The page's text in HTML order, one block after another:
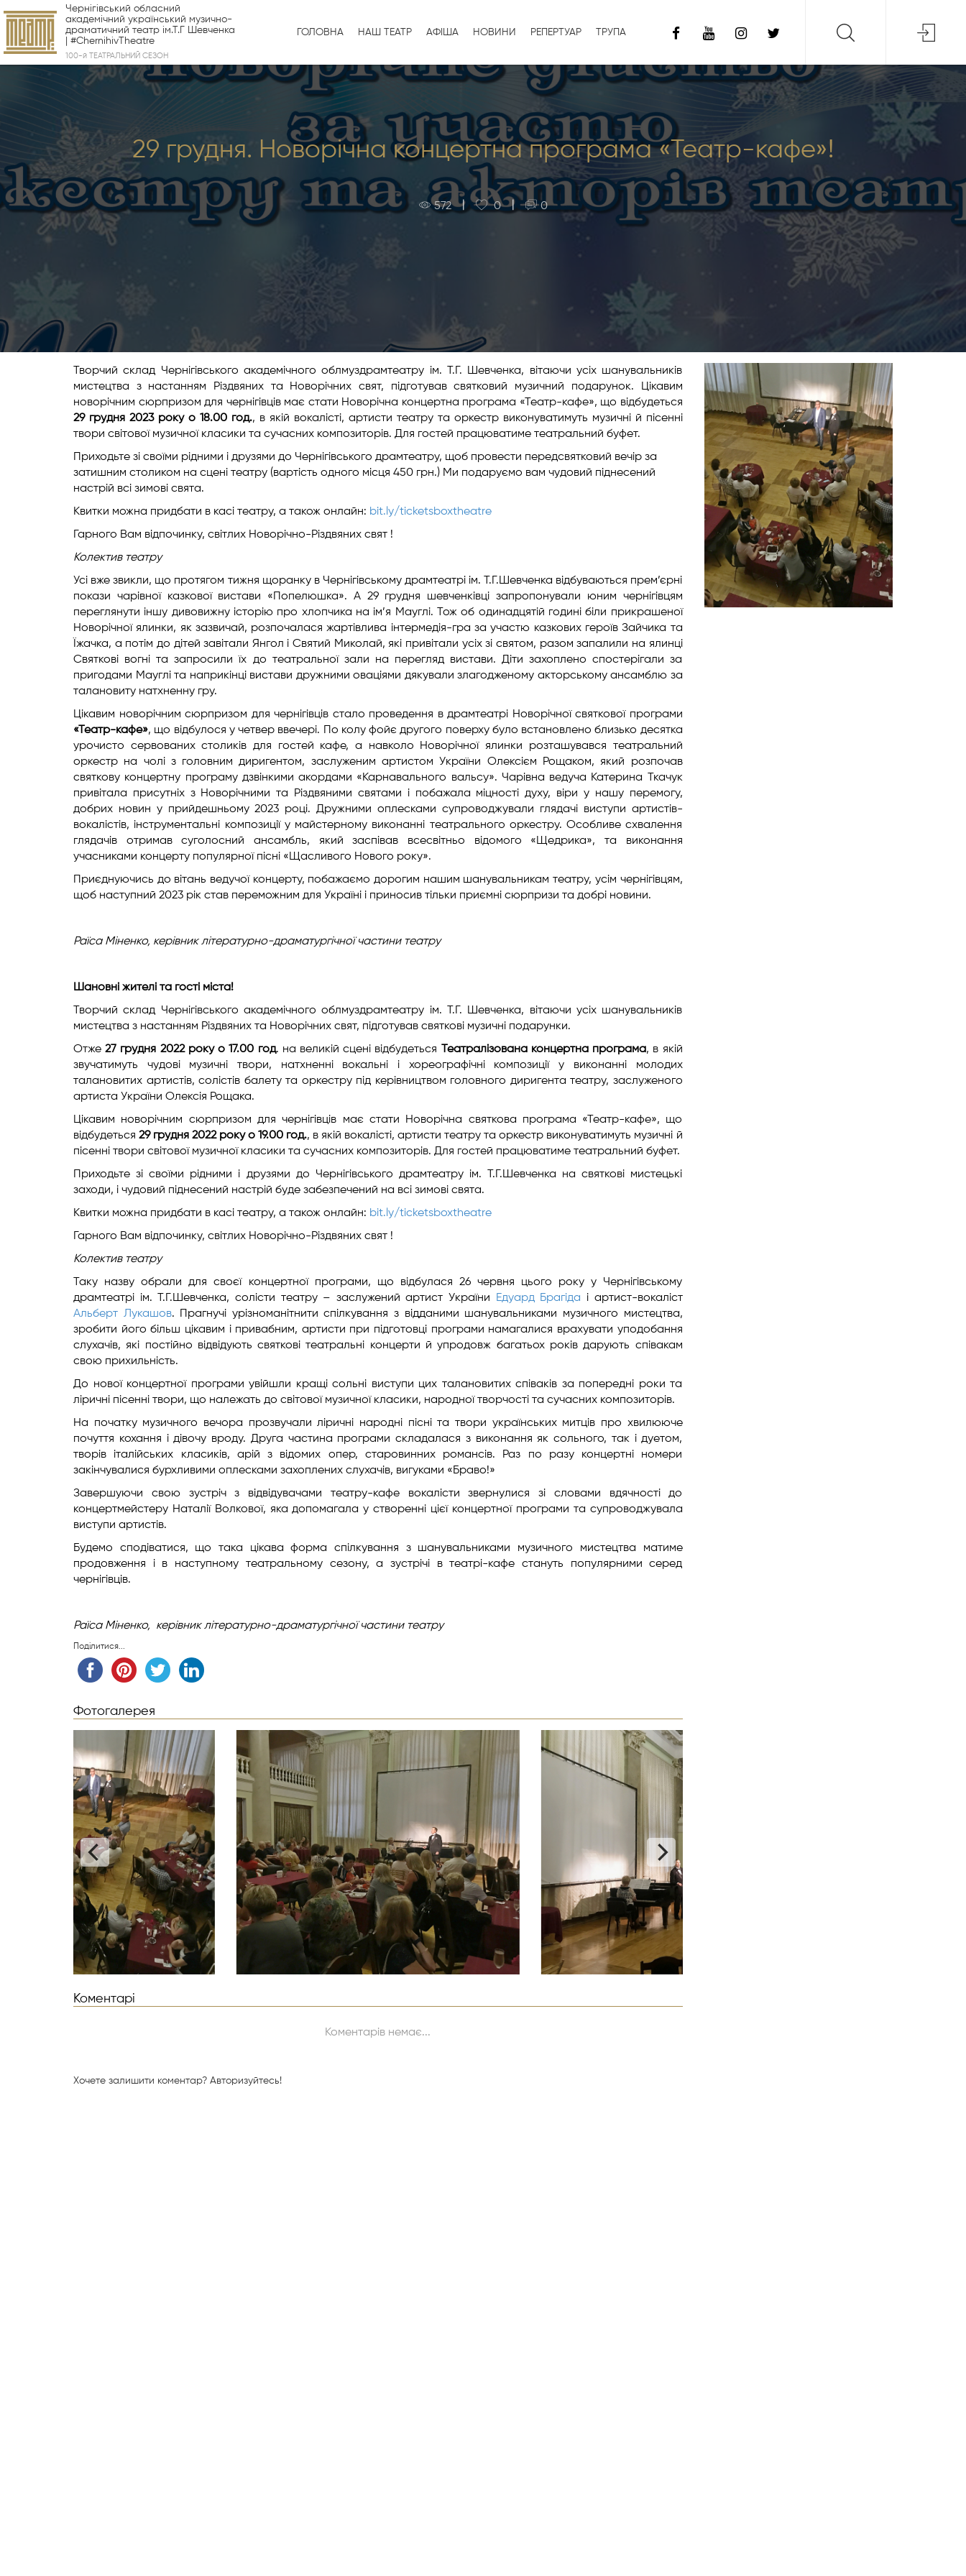
Чернігівський обласний
академічний український музично-
драматичний театр ім.Т.Г Шевченка
| #ChernihivTheatre
100-й ТЕАТРАЛЬНИЙ СЕЗОН
ГОЛОВНА НАШ ТЕАТР АФІША НОВИНИ РЕПЕРТУАР ТРУПА
29 грудня. Новорічна концертна програма «Театр-кафе»!
572 | 0 | 0
Творчий склад Чернігівського академічного облмуздрамтеатру ім. Т.Г. Шевченка, вітаючи усіх шанувальників
мистецтва з настанням Різдвяних та Новорічних свят, підготував святковий музичний подарунок. Цікавим
новорічним сюрпризом для чернігівців має стати Новорічна концертна програма «Театр-кафе», що відбудеться
29 грудня 2023 року о 18.00 год., в якій вокалісті, артисти театру та оркестр виконуватимуть музичні й пісенні
твори світової музичної класики та сучасних композиторів. Для гостей працюватиме театральний буфет.
Приходьте зі своїми рідними і друзями до Чернігівського драмтеатру, щоб провести передсвятковий вечір за
затишним столиком на сцені театру (вартість одного місця 450 грн.) Ми подаруємо вам чудовий піднесений
настрій всі зимові свята.
Квитки можна придбати в касі театру, а також онлайн: bit.ly/ticketsboxtheatre
Гарного Вам відпочинку, світлих Новорічно-Різдвяних свят !
Колектив театру
Усі вже звикли, що протягом тижня щоранку в Чернігівському драмтеатрі ім. Т.Г.Шевченка відбуваються прем’єрні
покази чарівної казкової вистави «Попелюшка». А 29 грудня шевченківці запропонували юним чернігівцям
переглянути іншу дивовижну історію про хлопчика на ім’я Мауглі. Тож об одинадцятій годині біли прикрашеної
Новорічної ялинки, як зазвичай, розпочалася жартівлива інтермедія-гра за участю казкових героїв Зайчика та
Їжачка, а потім до дітей завітали Янгол і Святий Миколай, які привітали усіх зі святом, разом запалили на ялинці
Святкові вогні та запросили їх до театральної зали на перегляд вистави. Діти захоплено спостерігали за
пригодами Мауглі та наприкінці вистави дружними оваціями дякували злагодженому акторському ансамблю за
талановиту натхненну гру.
Цікавим новорічним сюрпризом для чернігівців стало проведення в драмтеатрі Новорічної святкової програми
«Театр-кафе», що відбулося у четвер ввечері. По колу фойє другого поверху було встановлено близько десятка
урочисто сервованих столиків для гостей кафе, а навколо Новорічної ялинки розташувався театральний
оркестр на чолі з головним диригентом, заслуженим артистом України Олексієм Рощаком, який розпочав
святкову концертну програму дзвінкими акордами «Карнавального вальсу». Чарівна ведуча Катерина Ткачук
привітала присутніх з Новорічними та Різдвяними святами і побажала міцності духу, віри у нашу перемогу,
добрих новин у прийдешньому 2023 році. Дружними оплесками супроводжували глядачі виступи артистів-
вокалістів, інструментальні композиції у майстерному виконанні театрального оркестру. Особливе схвалення
глядачів отримав суголосний ансамбль, який заспівав всесвітньо відомого «Щедрика», та виконання
учасниками концерту популярної пісні «Щасливого Нового року».
Приєднуючись до вітань ведучої концерту, побажаємо дорогим нашим шанувальникам театру, усім чернігівцям,
щоб наступний 2023 рік став переможним для Україні і приносив тільки приємні сюрпризи та добрі новини.
Раїса Міненко, керівник літературно-драматургічноїчастини театру
Шановні жителі та гості міста!
Творчий склад Чернігівського академічного облмуздрамтеатру ім. Т.Г. Шевченка, вітаючи усіх шанувальників
мистецтва з настанням Різдвяних та Новорічних свят, підготував святкові музичні подарунки.
Отже27 грудня 2022 року о 17.00 год. на великій сцені відбудеться Театралізована концертна програма, в якій
звучатимуть чудові музичні твори, натхненні вокальні і хореографічні композиції у виконанні молодих
талановитих артистів, солістів балету та оркестру під керівництвом головного диригента театру, заслуженого
артиста України Олексія Рощака.
Цікавим новорічним сюрпризом для чернігівців має стати Новорічна святкова програма «Театр-кафе», що
відбудеться29 грудня2022 року о 19.00 год., в якій вокалісті, артисти театру та оркестр виконуватимуть музичні й
пісенні твори світової музичної класики та сучасних композиторів. Для гостей працюватиме театральний буфет.
Приходьте зі своїми рідними і друзями до Чернігівського драмтеатру ім. Т.Г.Шевченка на святкові мистецькі
заходи, і чудовий піднесений настрій буде забезпечений на всі зимові свята.
Квитки можна придбати в касі театру, а також онлайн: bit.ly/ticketsboxtheatre
Гарного Вам відпочинку, світлих Новорічно-Різдвяних свят !
Колектив театру
Таку назву обрали для своєї концертної програми, що відбулася 26 червня цього року у Чернігівському
драмтеатрі ім. Т.Г.Шевченка, солісти театру – заслужений артист України
Едуард Брагіда і артист-вокаліст
Альберт Лукашов. Прагнучі урізноманітнити спілкування з відданими шанувальниками музичного мистецтва,
зробити його більш цікавим і привабним, артисти при підготовці програми намагалися врахувати уподобання
слухачів, які постійно відвідують святкові театральні концерти й упродовж багатьох років дарують співакам
свою прихильність.
До нової концертної програми увійшли кращі сольні виступи цих талановитих співаків за попередні роки та
ліричні пісенні твори, що належать до світової музичної класики, народної творчості та сучасних композиторів.
На початку музичного вечора прозвучали ліричні народні пісні та твори українських митців про хвилююче
почуття кохання і дівочу вроду. Друга частина програми складалася з виконання як сольного, так і дуетом,
творів італійських класиків, арій з відомих опер, старовинних романсів. Раз по разу концертні номери
закінчувалися бурхливими оплесками захоплених слухачів, вигуками «Браво!»
Завершуючи свою зустріч з відвідувачами театру-кафе вокалісти звернулися зі словами вдячності до
концертмейстеру Наталії Волкової, яка допомагала у створенні цієї концертної програми та супроводжувала
виступи артистів.
Будемо сподіватися, що така цікава форма спілкування з шанувальниками музичного мистецтва матиме
продовження і в наступному театральному сезону, а зустрічі в театрі-кафе стануть популярними серед
чернігівців.
Раїса Міненко, керівник літературно-драматургічноїчастини театру
Поділитися...
Фотогалерея
Коментарі
Коментарів немає...
Хочете залишити коментар? Авторизуйтесь!